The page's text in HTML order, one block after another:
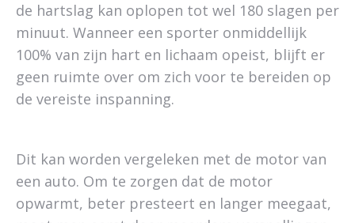
de hartslag kan oplopen tot wel 180 slagen per
minuut. Wanneer een sporter onmiddellijk
100% van zijn hart en lichaam opeist, blijft er
geen ruimte over om zich voor te bereiden op
de vereiste inspanning.
Dit kan worden vergeleken met de motor van
een auto. Om te zorgen dat de motor
opwarmt, beter presteert en langer meegaat,